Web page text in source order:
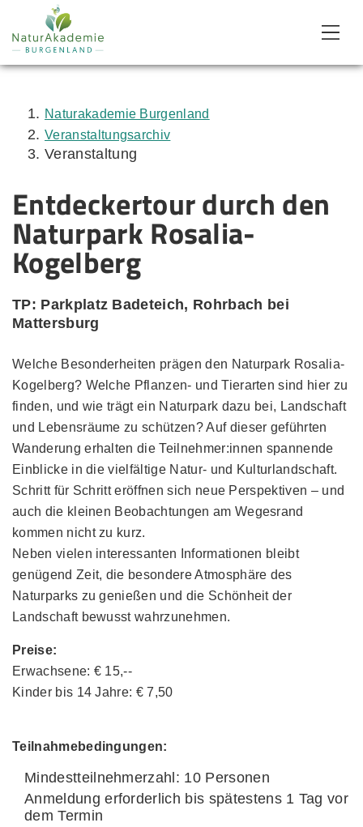
Zum Inhalt
Zum Menü
Zur Suche
Naturakademie Burgenland
Veranstaltungsarchiv
Veranstaltung
Entdeckertour durch den
Naturpark Rosalia-
Kogelberg
TP: Parkplatz Badeteich, Rohrbach bei
Mattersburg
Welche Besonderheiten prägen den Naturpark Rosalia-
Kogelberg? Welche Pflanzen- und Tierarten sind hier zu
finden, und wie trägt ein Naturpark dazu bei, Landschaft
und Lebensräume zu schützen? Auf dieser geführten
Wanderung erhalten die Teilnehmer:innen spannende
Einblicke in die vielfältige Natur- und Kulturlandschaft.
Schritt für Schritt eröffnen sich neue Perspektiven – und
auch die kleinen Beobachtungen am Wegesrand
kommen nicht zu kurz.
Neben vielen interessanten Informationen bleibt
genügend Zeit, die besondere Atmosphäre des
Naturparks zu genießen und die Schönheit der
Landschaft bewusst wahrzunehmen.
Preise:
Erwachsene: € 15,--
Kinder bis 14 Jahre: € 7,50
Teilnahmebedingungen:
Mindestteilnehmerzahl: 10 Personen
Anmeldung erforderlich bis spätestens 1 Tag vor
dem Termin